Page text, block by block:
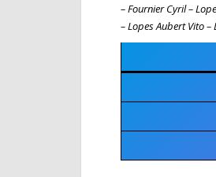
– Fournier Cyril –
– Lopes Aubert Vito –